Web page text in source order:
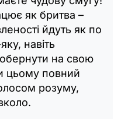
як бритва –
йдуть як по
навіть
на свою
цьому повний
розуму,